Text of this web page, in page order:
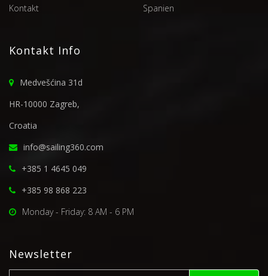
Kontakt
Spanien
Kontakt Info
Medvešćina 31d
HR-10000 Zagreb,
Croatia
info@sailing360.com
+385 1 4645 049
+385 98 868 223
Monday - Friday: 8 AM - 6 PM
Newsletter